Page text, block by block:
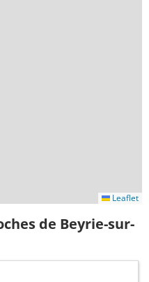
Leaflet
de Beyrie-sur-